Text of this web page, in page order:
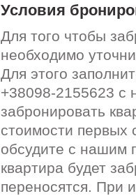
Условия
Для того чтобы
необходимо
Для этого
+38098-2155623 с
забронировать
стоимости первых
обсудите с нашим
квартира будет
переносятся. При